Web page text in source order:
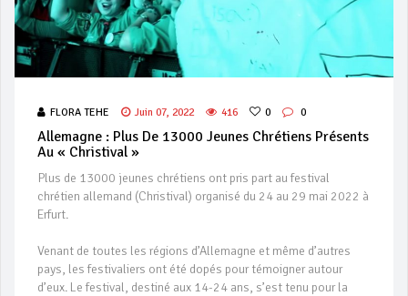
FLORA TEHE Juin 07, 2022 416 0 0
Allemagne : Plus De 13000 Jeunes Chrétiens Présents
Au « Christival »
Plus de 13000 jeunes chrétiens ont pris part au festival
chrétien allemand (Christival) organisé du 24 au 29 mai 2022 à
Erfurt.
Venant de toutes les régions d’Allemagne et même d’autres
pays, les festivaliers ont été dopés pour témoigner autour
d’eux. Le festival, destiné aux 14-24 ans, s’est tenu pour la